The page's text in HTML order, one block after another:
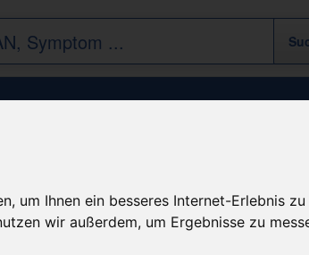
um Ihnen ein besseres Internet-Erlebnis
wir außerdem, um Ergebnisse zu